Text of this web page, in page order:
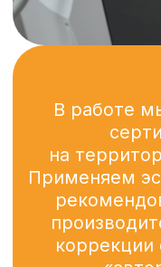
и
косметологов. Все
обучение по
методике компании
по строгим
и добрый
высокое